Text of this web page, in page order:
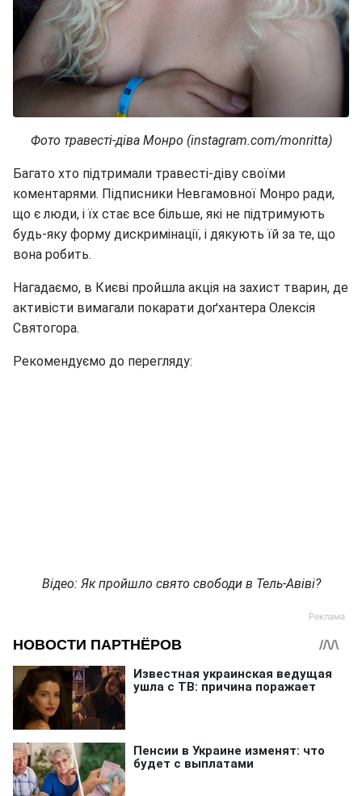
Фото травесті-діва Монро (instagram.com/monritta)
Багато хто підтримали травесті-діву своїми
коментарями. Підписники Невгамовної Монро ради,
що є люди, і їх стає все більше, які не підтримують
будь-яку форму дискримінації, і дякують їй за те, що
вона робить.
Нагадаємо, в Києві пройшла акція на захист тварин, де
активісти вимагали покарати доґхантера Олексія
Святогора.
Рекомендуємо до перегляду:
Відео: Як пройшло свято свободи в Тель-Авіві?